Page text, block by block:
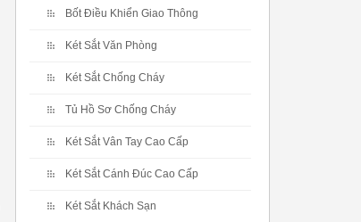
Bốt Điều Khiển Giao Thông
Két Sắt Văn Phòng
Két Sắt Chống Cháy
Tủ Hồ Sơ Chống Cháy
Két Sắt Vân Tay Cao Cấp
Két Sắt Cánh Đúc Cao Cấp
Két Sắt Khách Sạn